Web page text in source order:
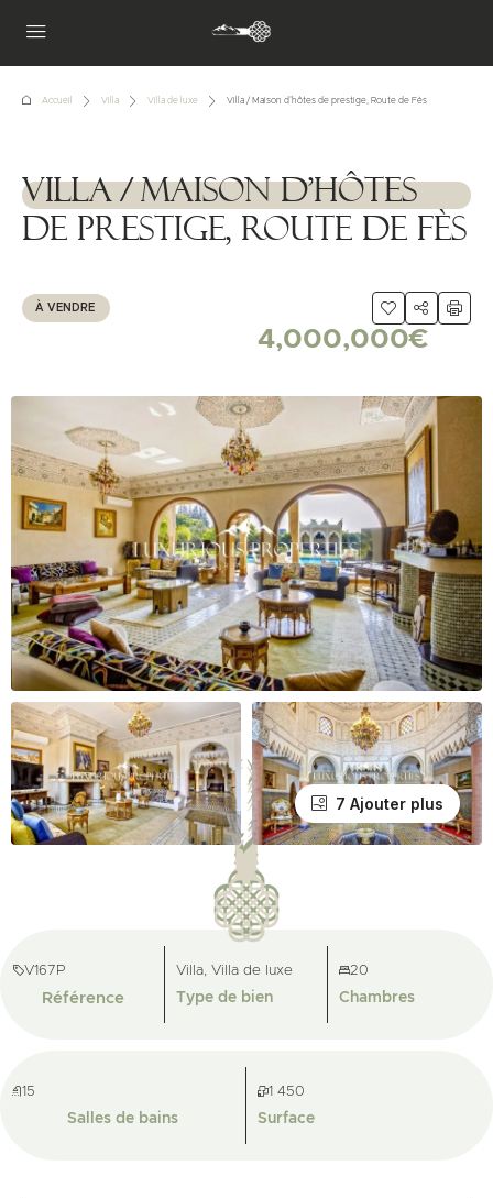
Accueil Villa Villa de luxe Villa / Maison d’hôtes de prestige, Route de Fès
1111111
Villa / Maison d’hôtes
de prestige, Route de Fès
À VENDRE
4,000,000€
7 Ajouter plus
V167P
Référence
Villa, Villa de luxe
Type de bien
20
Chambres
15
Salles de bains
1 450
Surface